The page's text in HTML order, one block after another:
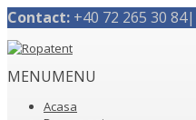
Contact: +40 72 265 30 84|
MENUMENU
Acasa